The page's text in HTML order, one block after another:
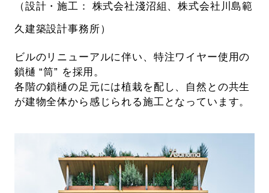
（設計・施工： 株式会社淺沼組、株式会社川島範
久建築設計事務所）
ビルのリニューアルに伴い、特注ワイヤー使用の
鎖樋 “筒” を採用。
各階の鎖樋の足元には植栽を配し、自然との共生
が建物全体から感じられる施工となっています。